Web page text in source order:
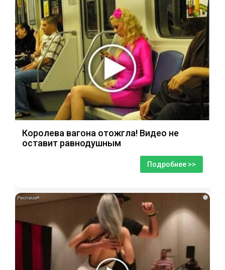
Королева вагона отожгла! Видео не
оставит равнодушным
Подробнее >>
i